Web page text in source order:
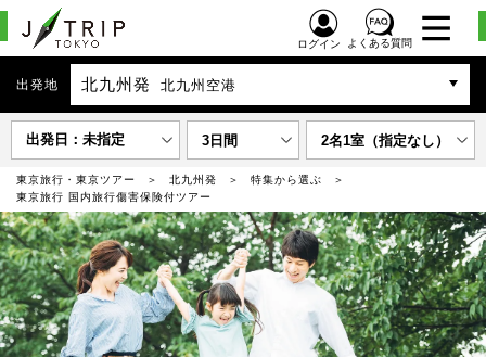
ログイン よくある質問
出発地 北九州発 北九州空港
出発日：未指定 3日間 2名1室（指定なし）
東京旅行・東京ツアー 北九州発
特集から選ぶ
東京旅行 国内旅行傷害保険付ツアー